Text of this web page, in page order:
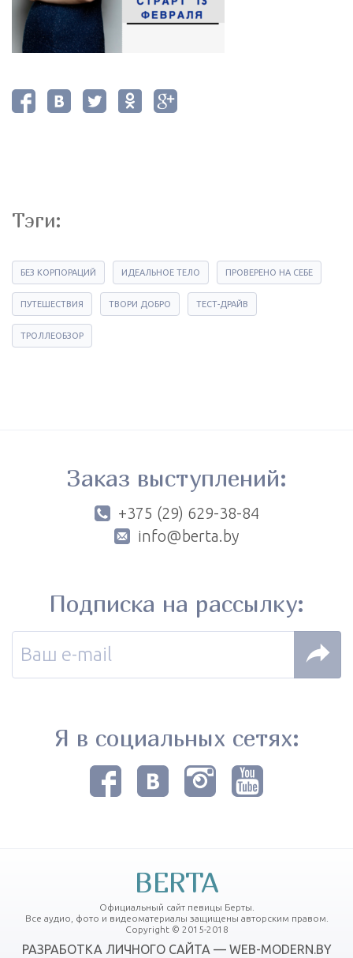
Тэги:
БЕЗ КОРПОРАЦИЙ ИДЕАЛЬНОЕ ТЕЛО ПРОВЕРЕНО НА СЕБЕ
ПУТЕШЕСТВИЯ ТВОРИ ДОБРО ТЕСТ-ДРАЙВ
ТРОЛЛЕОБЗОР
Заказ выступлений:
+375 (29) 629-38-84
info@berta.by
Подписка на рассылку:
Я в социальных сетях:
BERTA
Официальный сайт певицы Берты.
Все аудио, фото и видеоматериалы защищены авторским правом.
Copyright © 2015-2018
РАЗРАБОТКА ЛИЧНОГО САЙТА — WEB-MODERN.BY